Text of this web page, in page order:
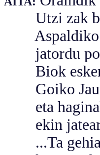
Utzi zak
Aspaldiko
jatordu
Biok
Goiko
eta
ekin
...Ta